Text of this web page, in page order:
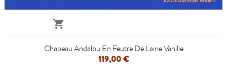

Chapeau Andalou En Feutre De Laine Vanille
119,00 €